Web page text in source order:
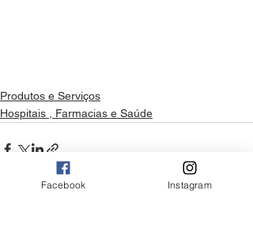
Produtos e Serviços
Hospitais , Farmacias e Saúde
Facebook Instagram